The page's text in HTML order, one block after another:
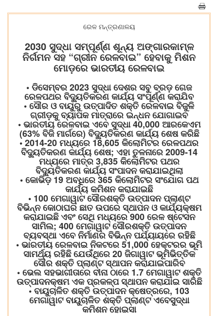
ରେଳ ମନ୍ତ୍ରଣାଳୟ
2030 ସୁଦ୍ଧା ସମ୍ପୂର୍ଣ୍ଣ ଶୂନ୍ୟ ଅଙ୍ଗାରକାମ୍ଳ
ନିର୍ଗମନ ସହ “ଗ୍ରୀନ ରେଳବାଇ” ହେବାକୁ ମିଶନ
ମୋଡ଼ରେ ଭାରତୀୟ ରେଳବାଇ
• ଡିସେମ୍ବର 2023 ସୁଦ୍ଧା ଦେଶର ସବୁ ବ୍ରଡ଼ ଗେଜ
ରେଳପଥର ବିଦ୍ୟୁତିକରଣ କାର୍ଯ୍ୟ ସଂପୂର୍ଣ୍ଣ କରାଯିବ
• ସୌର ଓ ବାୟୁରୁ ଉତ୍ପାଦିତ ଶକ୍ତି ରେଳବାଇ ବିଜୁଳି
ଗ୍ରୀଡ଼କୁ ବ୍ୟାପକ ମାତ୍ରାରେ ଇନ୍ଧନ ଯୋଗାଇବ
• ଭାରତୀୟ ରେଳବାଇ ଏବେ ସୁଦ୍ଧା 40,000 ଆରକେଏମ
(63% ବିଜି ମାର୍ଗରେ) ବିଦ୍ୟୁତିକରଣ କାର୍ଯ୍ୟ ଶେଷ କରିଛି
• 2014-20 ମଧ୍ୟରେ 18,605 କିଲୋମିଟର ରେଳପଥର
ବିଦ୍ୟୁତିକରଣ କାର୍ଯ୍ୟ ଶେଷ; ଏହା ତୁଳନାରେ 2009-14
ମଧ୍ୟରେ ମାତ୍ର 3,835 କିଲୋମିଟର ପଥର
ବିଦ୍ୟୁତିକରଣ କାର୍ଯ୍ୟ ସଂପାଦନ କରାଯାଇଥିଲା
• କୋଭିଡ଼ 19 ଅବଧିରେ 365 କିଲୋମିଟର ସଂଯୋଗ ପଥ
କାର୍ଯ୍ୟ କମିଶନ କରାଯାଇଛି
• 100 ମେଗାୱାଟ ସୌରଶକ୍ତି ଉତ୍ପାଦନ ପ୍ଲାଣ୍ଟ
ବିଭିନ୍ନ କୋଠାଘର ଛାତ ଉପରେ ସ୍ଥାପନ ଓ କାର୍ଯ୍ୟକ୍ଷମ
କରାଯାଇଛି ଏବଂ ସେଥି ମଧ୍ୟରେ 900 ରେଳ ଷ୍ଟେସନ
ସାମିଲ; 400 ମେଗାୱାଟ ସୌରଶକ୍ତି ଉତ୍ପାଦନ
ବ୍ୟବସ୍ଥା ଏବେ ନିର୍ମାଣର ବିଭିନ୍ନ ପର୍ଯ୍ୟାୟରେ ରହିଛି
• ଭାରତୀୟ ରେଳବାଇ ନିକଟରେ 51,000 ହେକ୍ଟରର ଭୂମି
ସାମର୍ଥ୍ୟ ରହିଛି ଯେଉଁଥିରେ 20 ଜିଗାୱାଟ ଭୂମିଭିତ୍ତିକ
ସୌର ଶକ୍ତି ପ୍ଲାଣ୍ଟ ସ୍ଥାପନ କରାଯାଇପାରିବ
• ଭେଲ ସହଭାଗୀତାରେ ବୀନା ଠାରେ 1.7 ମେଗାୱାଟ ଶକ୍ତି
ଉତ୍ପାଦନକ୍ଷମ ଏକ ପ୍ରକଳ୍ପ ସ୍ଥାପନ କରାଯାଇ ସାରିଛି
• ବାୟୁଚାଳିତ ଶକ୍ତି ଉତ୍ପାଦନ କ୍ଷେତ୍ରରେ, 103
ମେଗାୱାଟ ବାୟୁଚାଳିତ ଶକ୍ତି ପ୍ଲାଣ୍ଟ ଏବେସୁଦ୍ଧା
କମିଶନ ହୋଇସା